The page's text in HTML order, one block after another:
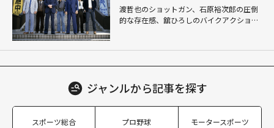
渡哲也のショットガン、石原裕次郎の圧倒
的な存在感、舘ひろしのバイクアクショ
ジャンルから記事を探す
スポーツ総合 プロ野球 モータースポーツ